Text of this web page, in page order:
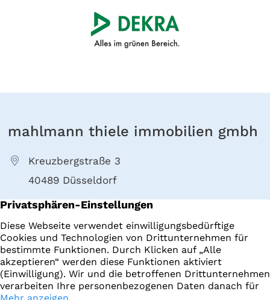
mahlmann thiele immobilien gmbh
Kreuzbergstraße 3
40489 Düsseldorf
+49 211 4022000
E-Mail senden
Immobilien Impressum
Startseite Datenschutz